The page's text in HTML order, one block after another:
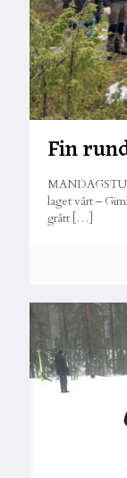
Fin
laget vårt –
grått […]